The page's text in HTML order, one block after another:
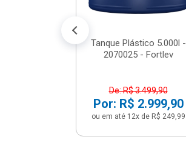
Tanque Plástico 5.000l -
2070025 - Fortlev
De: R$ 3.499,90
Por: R$ 2.999,90
ou em até 12x de R$ 249,99